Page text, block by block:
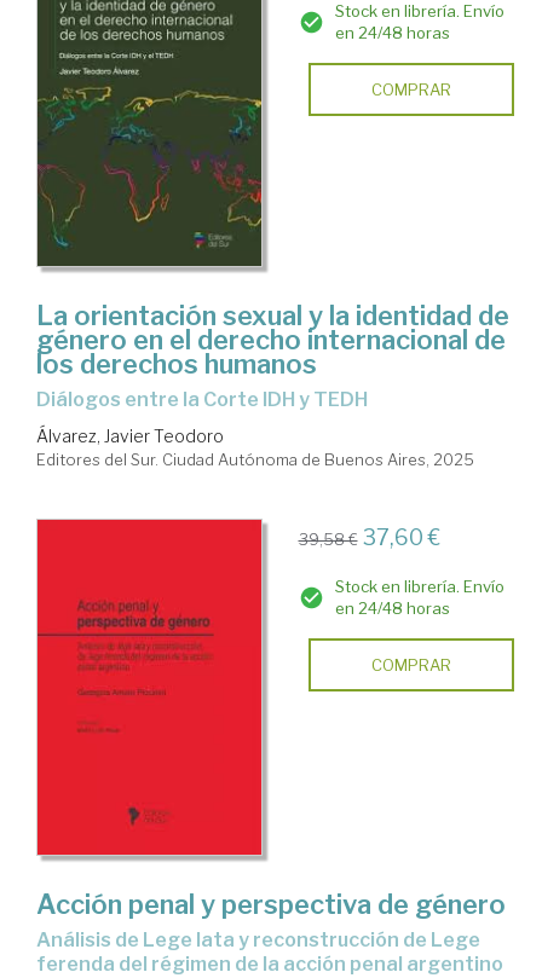
Stock en librería. Envío
en 24/48 horas
COMPRAR
La orientación sexual y la identidad de
género en el derecho internacional de
los derechos humanos
Diálogos entre la Corte IDH y TEDH
Álvarez, Javier Teodoro
Editores del Sur. Ciudad Autónoma de Buenos Aires, 2025
39,58 € 37,60 €
Stock en librería. Envío
en 24/48 horas
COMPRAR
Acción penal y perspectiva de género
Análisis de Lege lata y reconstrucción de Lege
ferenda del régimen de la acción penal argentino